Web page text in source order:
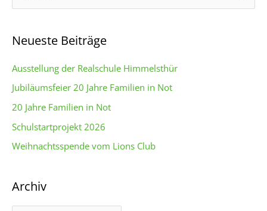
h
n
n
a
c
h
Neueste Beiträge
Ausstellung der Realschule Himmelsthür
Jubiläumsfeier 20 Jahre Familien in Not
20 Jahre Familien in Not
Schulstartprojekt 2026
Weihnachtsspende vom Lions Club
Archiv